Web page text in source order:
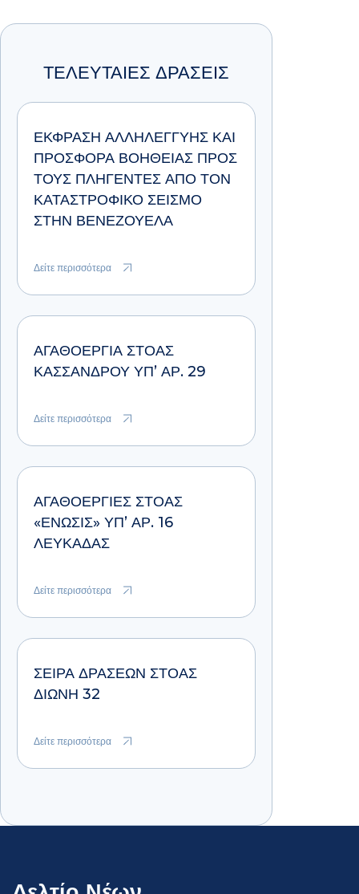
ΤΕΛΕΥΤΑΙΕΣ ΔΡΑΣΕΙΣ
ΈΚΦΡΑΣΗ ΑΛΛΗΛΕΓΓΎΗΣ ΚΑΙ
ΠΡΟΣΦΟΡΆ ΒΟΉΘΕΙΑΣ ΠΡΟΣ
ΤΟΥΣ ΠΛΗΓΈΝΤΕΣ ΑΠΌ ΤΟΝ
ΚΑΤΑΣΤΡΟΦΙΚΌ ΣΕΙΣΜΌ
ΣΤΗΝ ΒΕΝΕΖΟΥΈΛΑ
Δείτε περισσότερα
ΑΓΑΘΟΕΡΓΊΑ ΣΤΟΆΣ
ΚΑΣΣΆΝΔΡΟΥ ΥΠ’ ΑΡ. 29
Δείτε περισσότερα
ΑΓΑΘΟΕΡΓΊΕΣ ΣΤΟΆΣ
«ΕΝΩΣΙΣ» ΥΠ’ ΑΡ. 16
ΛΕΥΚΆΔΑΣ
Δείτε περισσότερα
ΣΕΙΡΑ ΔΡΑΣΕΩΝ ΣΤΟΑΣ
ΔΙΩΝΗ 32
Δείτε περισσότερα